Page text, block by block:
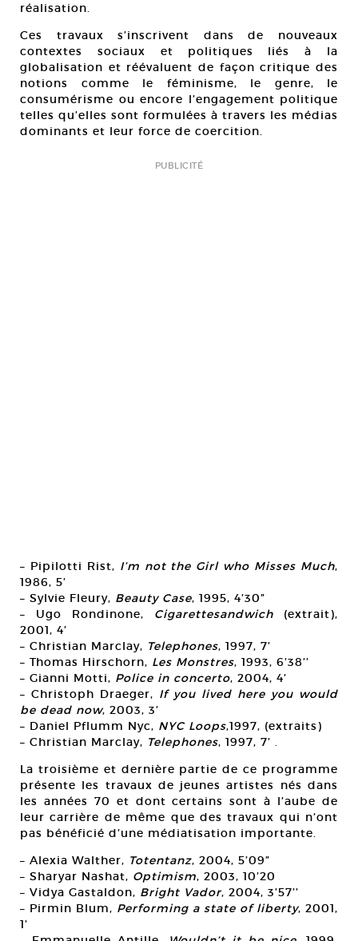
réalisation.
Ces travaux s’inscrivent dans de nouveaux
contextes sociaux et politiques liés à la
globalisation et réévaluent de façon critique des
notions comme le féminisme, le genre, le
consumérisme ou encore l’engagement politique
telles qu’elles sont formulées à travers les médias
dominants et leur force de coercition.
PUBLICITÉ
– Pipilotti Rist, I’m not the Girl who Misses Much,
1986, 5’
– Sylvie Fleury, Beauty Case, 1995, 4’30”
– Ugo Rondinone, Cigarettesandwich (extrait),
2001, 4’
– Christian Marclay, Telephones, 1997, 7’
– Thomas Hirschorn, Les Monstres, 1993, 6’38’’
– Gianni Motti, Police in concerto, 2004, 4’
– Christoph Draeger, If you lived here you would
be dead now, 2003, 3’
– Daniel Pflumm Nyc, NYC Loops,1997, (extraits)
– Christian Marclay, Telephones, 1997, 7’ .
La troisième et dernière partie de ce programme
présente les travaux de jeunes artistes nés dans
les années 70 et dont certains sont à l’aube de
leur carrière de même que des travaux qui n’ont
pas bénéficié d’une médiatisation importante.
– Alexia Walther, Totentanz, 2004, 5’09”
– Sharyar Nashat, Optimism, 2003, 10’20
– Vidya Gastaldon, Bright Vador, 2004, 3’57’’
– Pirmin Blum, Performing a state of liberty, 2001,
1’